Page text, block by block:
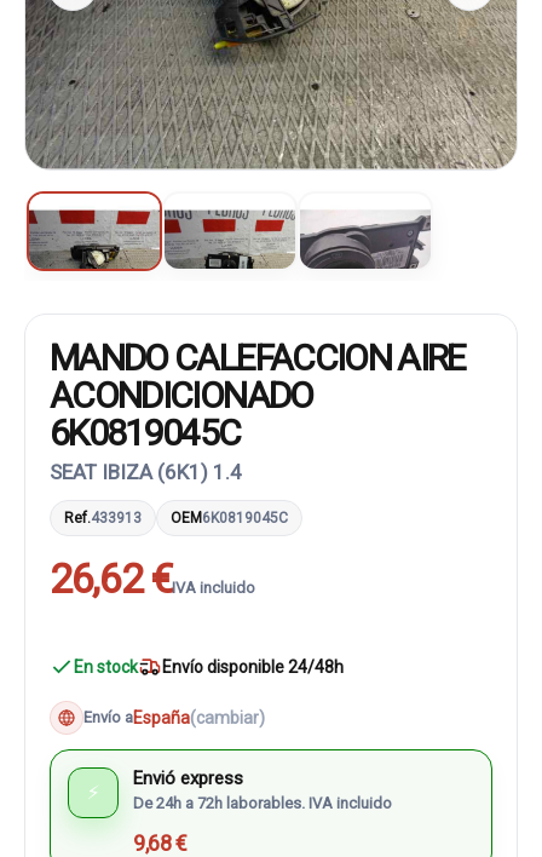
MANDO CALEFACCION AIRE
ACONDICIONADO
6K0819045C
SEAT IBIZA (6K1) 1.4
Ref.433913 OEM6K0819045C
26,62 €IVA incluido
En stock Envío disponible 24/48h
Envío aEspaña(cambiar)
⚡
Envió express
De 24h a 72h laborables. IVA incluido
9,68 €